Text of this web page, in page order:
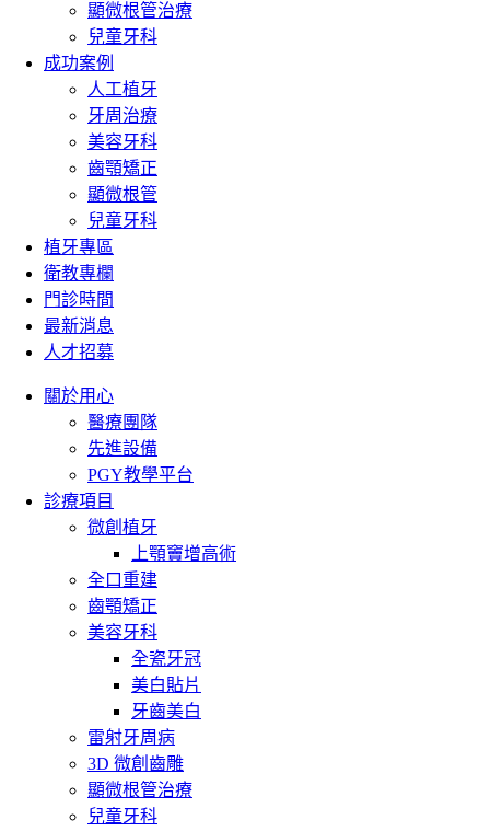
顯微根管治療
兒童牙科
成功案例
人工植牙
牙周治療
美容牙科
齒顎矯正
顯微根管
兒童牙科
植牙專區
衛教專欄
門診時間
最新消息
人才招募
關於用心
醫療團隊
先進設備
PGY教學平台
診療項目
微創植牙
上顎竇增高術
全口重建
齒顎矯正
美容牙科
全瓷牙冠
美白貼片
牙齒美白
雷射牙周病
3D 微創齒雕
顯微根管治療
兒童牙科